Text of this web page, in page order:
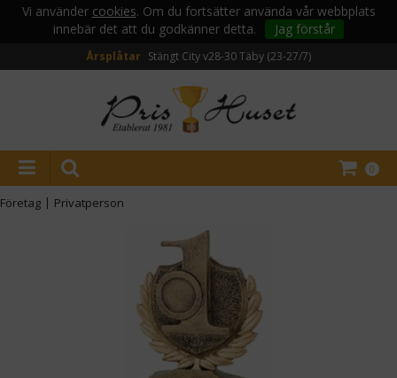
Vi använder cookies. Om du fortsätter använda vår webbplats
innebär det att du godkänner detta.
Jag förstår
Årsplåtar Stängt City v28-30Täby (23-27/7)
0
Företag | Privatperson